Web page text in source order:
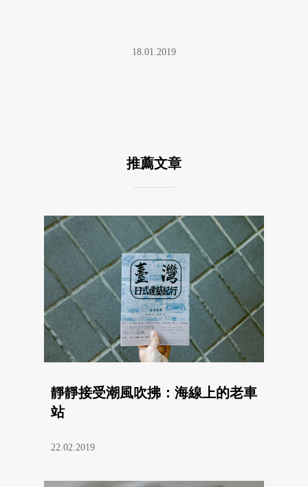
18.01.2019
推薦文章
靜靜接受潮風吹拂：海線上的老車
站
22.02.2019